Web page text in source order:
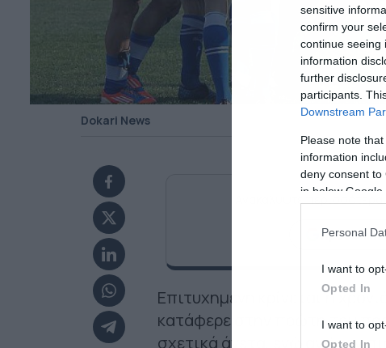
sensitive
confirm your
continue seeing
information
further
participants.
Downstream
Please note
information
deny consent to
in below Google
Personal
I want to
Opted In
I want to
Opted In
Dokari News
Ανακαλύψτε
Προσθήκη
Επιτυχημένη κρίνεται η
κατάφερε στην πρώτη του
σχετικά άνετα, ενώ αν ήταν